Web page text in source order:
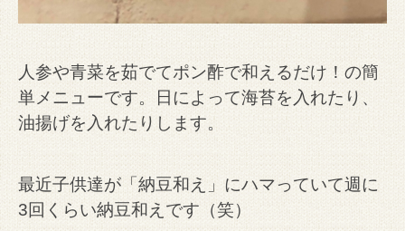
人参や青菜を茹でてポン酢で和えるだけ！の簡
単メニューです。
日によって海苔を入れたり、
油揚げを入れたりします。
最近子供達が「納豆和え」にハマっていて週に
3回くらい納豆和えです（笑）